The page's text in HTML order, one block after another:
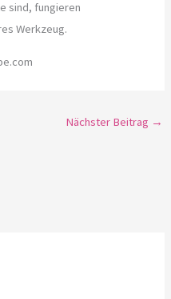
sind, fungieren
Werkzeug.
Nächster Beitrag →